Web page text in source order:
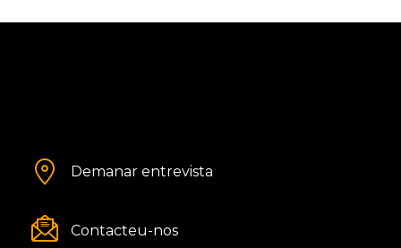
Demanar entrevista
Contacteu-nos